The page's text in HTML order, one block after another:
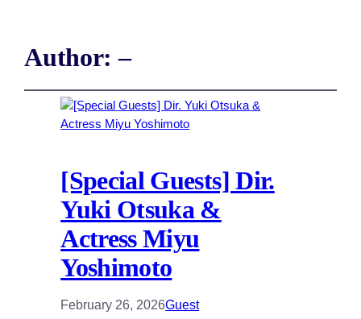
Author:–
[Special Guests] Dir.
Yuki Otsuka &
Actress Miyu
Yoshimoto
February 26, 2026Guest